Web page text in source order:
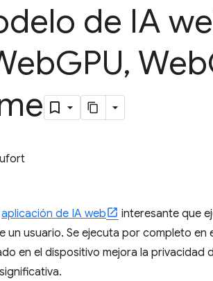
de IA
GPU, Web
aplicación de IA web
interesante que
usuario. Se ejecuta por completo en
en el dispositivo mejora la privacidad